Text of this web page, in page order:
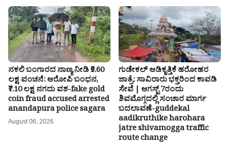
ನಕಲಿ ಬಂಗಾರದ ನಾಣ್ಯ ನೀಡಿ ₹9.60
ಲಕ್ಷ ವಂಚನೆ: ಆರೋಪಿ ಬಂಧನ,
₹7.10 ಲಕ್ಷ ನಗದು ವಶ-fake gold
coin fraud accused arrested
anandapura police sagara
August 06, 2026
ಗುಡೇಕಲ್ ಆಡಿಕೃತ್ತಿಕೆ ಹರೋಹರ
ಜಾತ್ರೆ: ಸಾವಿರಾರು ಭಕ್ತರಿಂದ ಕಾವಡಿ
ಸೇವೆ | ಆಗಸ್ಟ್ 7ರಂದು
ಶಿವಮೊಗ್ಗದಲ್ಲಿ ಸಂಚಾರ ಮಾರ್ಗ
ಬದಲಾವಣೆ-guddekal
aadikruthike harohara
jatre shivamogga traffic
route change